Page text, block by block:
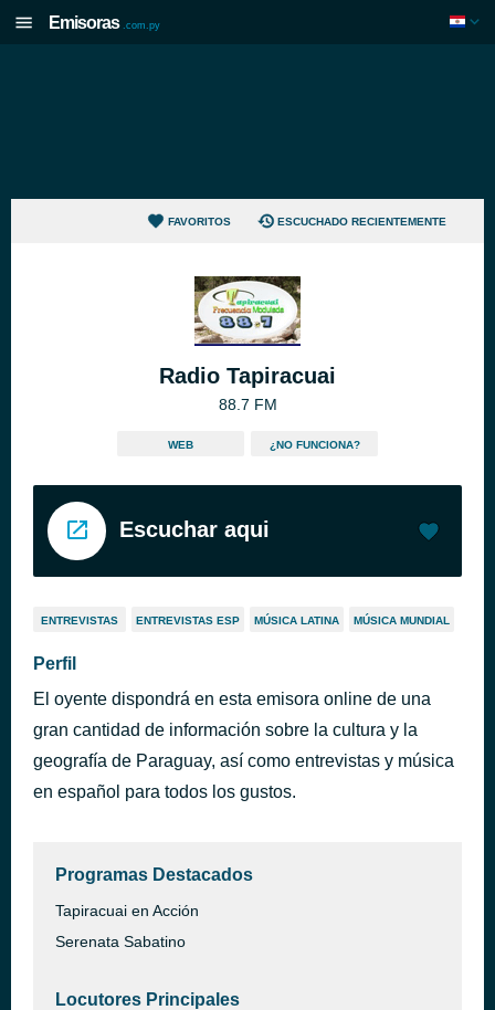
Emisoras .com.py
FAVORITOS ESCUCHADO RECIENTEMENTE
Radio Tapiracuai
88.7 FM
WEB ¿NO FUNCIONA?
Escuchar aqui
ENTREVISTAS ENTREVISTAS ESP MÚSICA LATINA MÚSICA MUNDIAL
Perfil
El oyente dispondrá en esta emisora online de una
gran cantidad de información sobre la cultura y la
geografía de Paraguay, así como entrevistas y música
en español para todos los gustos.
Programas Destacados
Tapiracuai en Acción
Serenata Sabatino
Locutores Principales